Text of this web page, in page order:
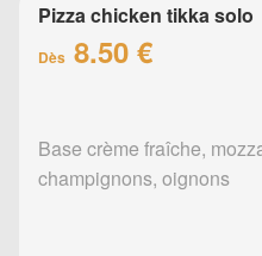
Pizza chicken tikka solo
Dès 8.50 €
Base crème fraîche,
champignons, oignons